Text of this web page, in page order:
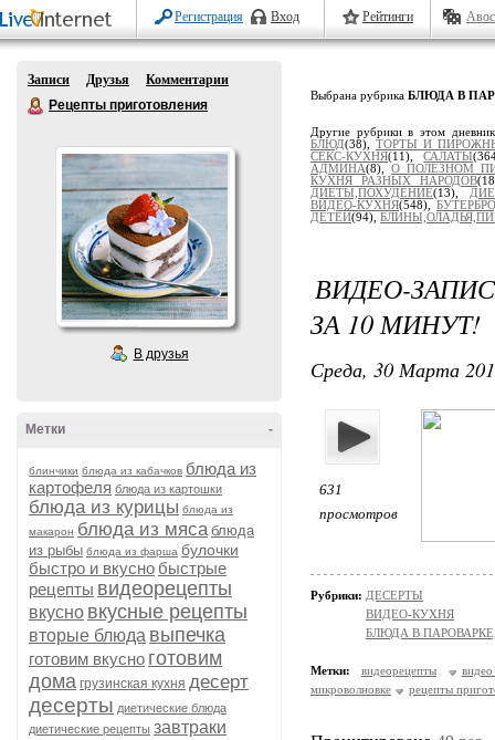
Регистрация Вход Рейтинги
Записи Друзья
Комментарии
Рецепты приготовления
В друзья
-
Метки
блинчики блюда из кабачков блюда из
картофеля блюда из картошки
блюда из курицы блюда из
макарон блюда из мяса блюда
из рыбы блюда из фарша булочки
быстро и вкусно быстрые
рецепты видеорецепты
вкусно вкусные рецепты
вторые блюда выпечка
готовим вкусно готовим
дома грузинская кухня десерт
десерты диетические блюда
диетические рецепты завтраки
Выбрана рубрика БЛЮДА В
Другие рубрики в этом
БЛЮД(38), ТОРТЫ И
СЕКС-КУХНЯ(11),САЛАТЫ
АДМИНА(8), О ПОЛЕЗНОМ
КУХНЯ РАЗНЫХ НАРОДОВ
ДИЕТЫ,ПОХУДЕНИЕ(13),
ВИДЕО-КУХНЯ(548),
ДЕТЕЙ(94),
ВИДЕО-
ЗА 10 МИНУТ!
Среда, 30 Марта
631
просмотров
Рубрики: ДЕСЕРТЫ
ВИДЕО-КУХНЯ
БЛЮДА В
Метки: видеорецепты
микроволновке
рецепты